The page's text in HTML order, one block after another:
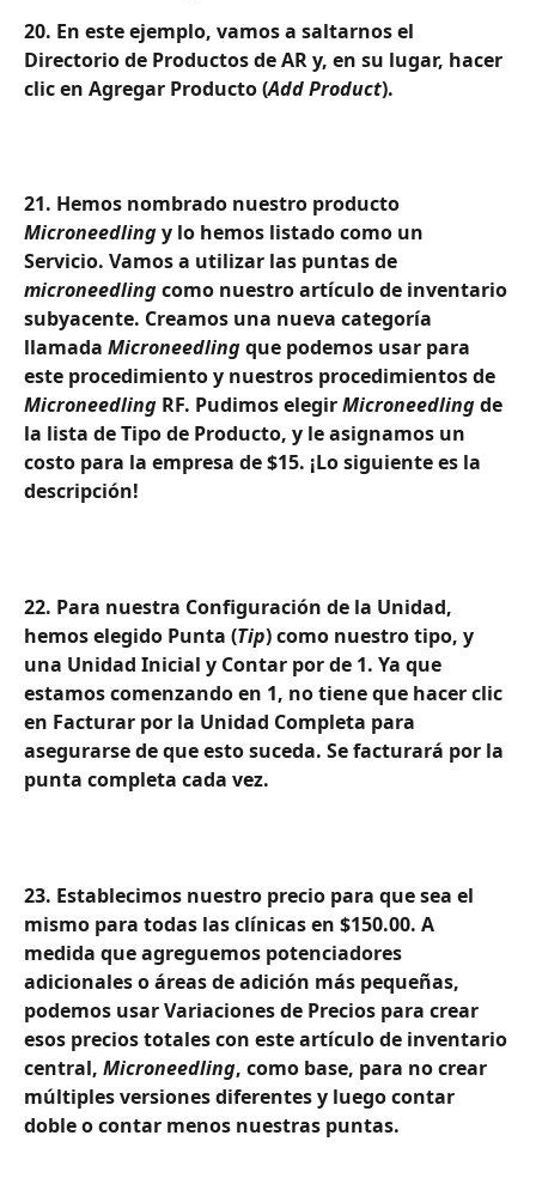
20. En este ejemplo, vamos a saltarnos el
Directorio de Productos de AR y, en su lugar, hacer
clic en Agregar Producto (Add Product).
21. Hemos nombrado nuestro producto
Microneedling y lo hemos listado como un
Servicio. Vamos a utilizar las puntas de
microneedling como nuestro artículo de inventario
subyacente. Creamos una nueva categoría
llamada Microneedling que podemos usar para
este procedimiento y nuestros procedimientos de
Microneedling RF. Pudimos elegir Microneedling de
la lista de Tipo de Producto, y le asignamos un
costo para la empresa de $15. ¡Lo siguiente es la
descripción!
22. Para nuestra Configuración de la Unidad,
hemos elegido Punta (Tip) como nuestro tipo, y
una Unidad Inicial y Contar por de 1. Ya que
estamos comenzando en 1, no tiene que hacer clic
en Facturar por la Unidad Completa para
asegurarse de que esto suceda. Se facturará por la
punta completa cada vez.
23. Establecimos nuestro precio para que sea el
mismo para todas las clínicas en $150.00. A
medida que agreguemos potenciadores
adicionales o áreas de adición más pequeñas,
podemos usar Variaciones de Precios para crear
esos precios totales con este artículo de inventario
central, Microneedling, como base, para no crear
múltiples versiones diferentes y luego contar
doble o contar menos nuestras puntas.